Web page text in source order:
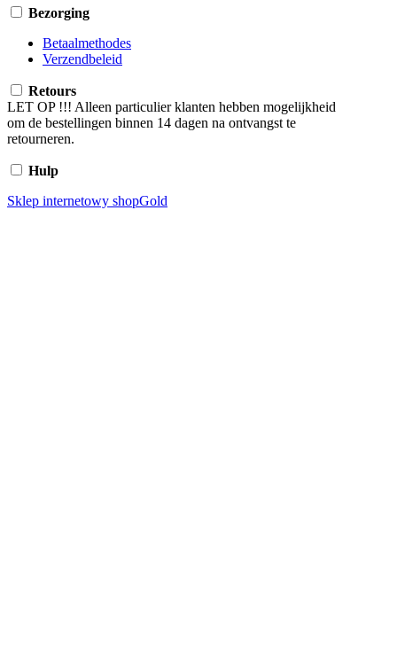
Bezorging
Betaalmethodes
Verzendbeleid
Retours
LET OP !!! Alleen particulier klanten hebben mogelijkheid
om de bestellingen binnen 14 dagen na ontvangst te
retourneren.
Hulp
Sklep internetowy shopGold